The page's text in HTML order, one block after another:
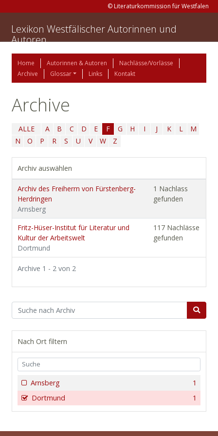
© Literaturkommission für Westfalen
Lexikon Westfälischer Autorinnen und
Autoren
Home Autorinnen & Autoren
Nachlässe/Vorlässe
Archive
Glossar Links Kontakt
Archive
ALLE A B C D E F G H I J K L
M
N
O P R S U V W Z
Archiv auswählen
Archiv des Freiherrn von Fürstenberg-
Herdringen
Arnsberg
1 Nachlass
gefunden
Fritz-Hüser-Institut für Literatur und
Kultur der Arbeitswelt
Dortmund
117 Nachlässe
gefunden
Archive 1 - 2 von 2
Nach Ort filtern
1
Arnsberg
1
Dortmund